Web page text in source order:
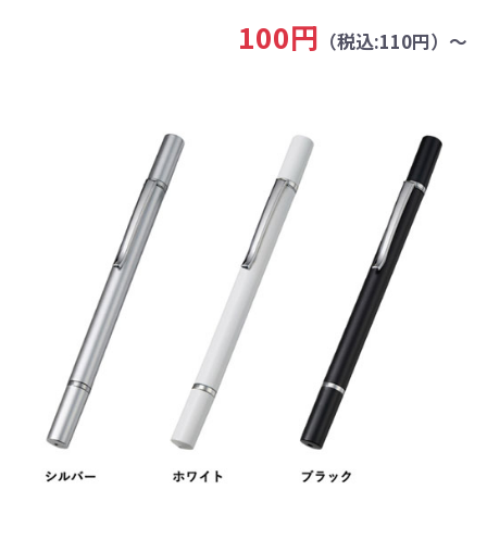
100円 （税込:110円）～